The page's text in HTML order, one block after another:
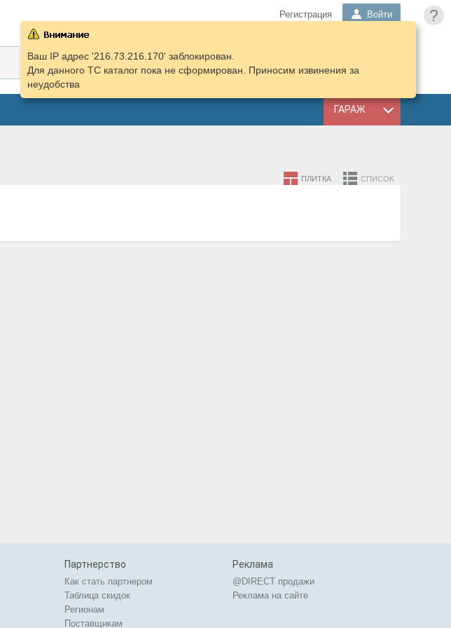
?
Регистрация Войти
ЗАПЧАСТИ
ГАРАЖ
Ваш IP адрес '216.73.216.170' заблокирован.
Для данного ТС каталог пока не сформирован. Приносим извинения за
неудобства
СПИСОК
ПЛИТКА
Партнерство
Как стать партнером
Таблица скидок
Регионам
Поставщикам
Реклама
@DIRECT продажи
Реклама на сайте